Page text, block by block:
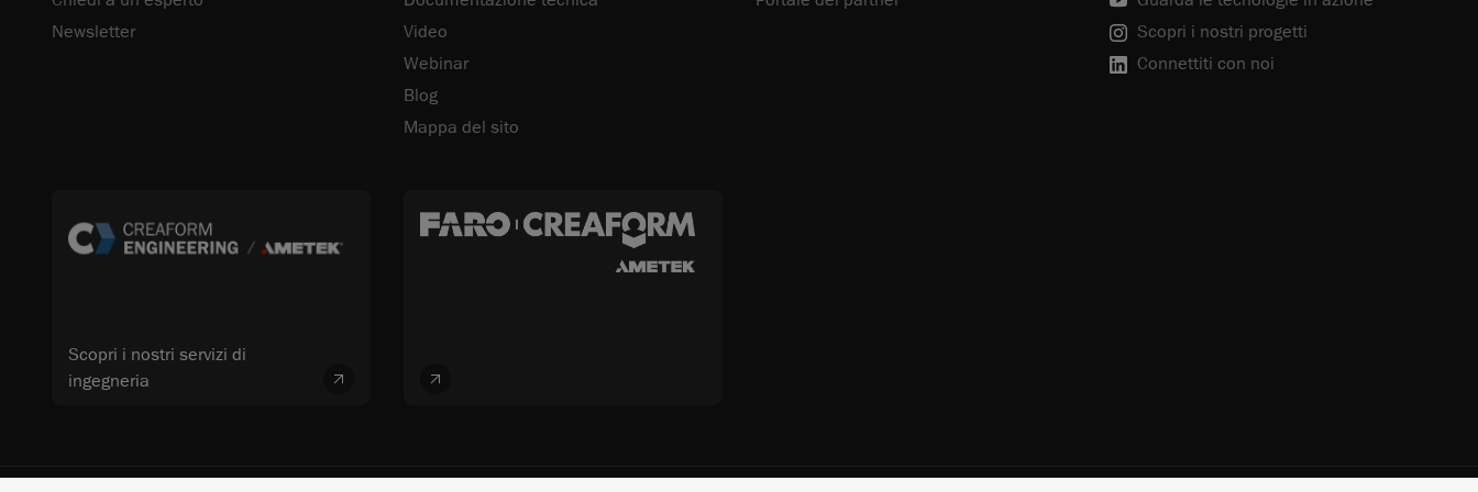
Newsletter
Video
Webinar
Blog
Mappa del sito
Scopri i nostri progetti
Connettiti con noi
Scopri i nostri servizi di
ingegneria